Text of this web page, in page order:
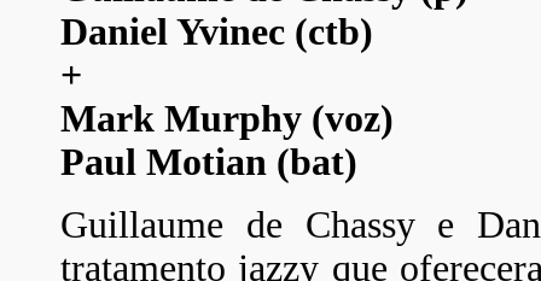
Daniel Yvinec (ctb)
+
Mark Murphy (voz)
Paul Motian (bat)
Guillaume de Chassy e
tratamento jazzy que